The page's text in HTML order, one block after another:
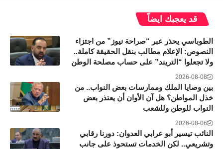
قد يعجبك ايضاً
الطوباسي يحذر عبر “صراحة نيوز” من اجتزاء
النصوص: الإعلام مطالب بنقل الحقيقة كاملة..
ولا تجعلوا “التريند” على حساب مصلحة الوطن
2026-08-08
بين وصايا الملك وممارسات بعض النواب.. من
خذل المواطن؟ هل آن الأوان أن يعتذر بعض
النواب للوطن وللشعب
2026-08-06
النائب تيسير أبو عرابي العدوان: دورنا رقابي
وتشريعي.. لكن الخدمات تستحوذ على جانب